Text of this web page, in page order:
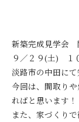
新築完成見学会
９／２９(土) １
淡路市の中田にて
今回は、間取り
ればと思います！
また、家づくりで